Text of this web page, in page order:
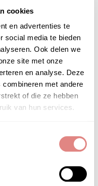
cookies
en advertenties te
social media te bieden
Ook delen we
site met onze
en analyse. Deze
met andere
of die ze hebben
van hun services.